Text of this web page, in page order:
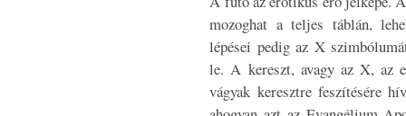
mozoghat a teljes táblán,
lépései pedig az X
le. A kereszt, avagy az X, az
vágyak keresztre feszítésére